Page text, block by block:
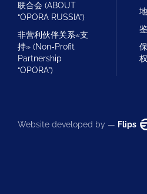
联合会 (ABOUT
“OPORA RUSSIA”)
非营利伙伴关系«支
持» (Non-Profit
Partnership
“OPORA”)
Website developed by — Flips